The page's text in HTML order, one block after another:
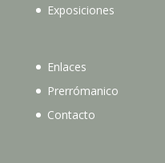
Exposiciones
Enlaces
Prerrómanico
Contacto